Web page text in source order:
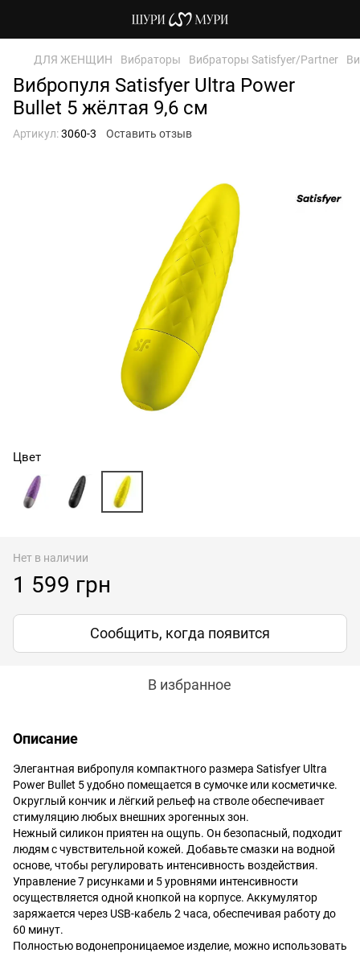
ДЛЯ ЖЕНЩИН Вибраторы Вибраторы Satisfyer/Partner
Вибропуля Satisfyer Ultra Power
Bullet 5 жёлтая 9,6 см
Артикул:3060-3 Оставить отзыв
Цвет
Нет в наличии
1 599 грн
Сообщить, когда появится
В избранное
Описание
Элегантная вибропуля компактного размера Satisfyer Ultra
Power Bullet 5 удобно помещается в сумочке или косметичке.
Округлый кончик и лёгкий рельеф на стволе обеспечивает
стимуляцию любых внешних эрогенных зон.
Нежный силикон приятен на ощупь. Он безопасный, подходит
людям с чувствительной кожей. Добавьте смазки на водной
основе, чтобы регулировать интенсивность воздействия.
Управление 7 рисунками и 5 уровнями интенсивности
осуществляется одной кнопкой на корпусе. Аккумулятор
заряжается через USB-кабель 2 часа, обеспечивая работу до
60 минут.
Полностью водонепроницаемое изделие, можно использовать